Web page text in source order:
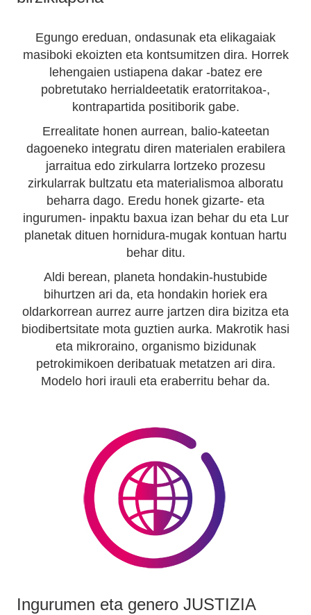
Egungo ereduan, ondasunak eta elikagaiak
masiboki ekoizten eta kontsumitzen dira. Horrek
lehengaien ustiapena dakar -batez ere
pobretutako herrialdeetatik eratorritakoa-,
kontrapartida positiborik gabe.
Errealitate honen aurrean, balio-kateetan
dagoeneko integratu diren materialen erabilera
jarraitua edo zirkularra lortzeko prozesu
zirkularrak bultzatu eta materialismoa alboratu
beharra dago. Eredu honek gizarte- eta
ingurumen- inpaktu baxua izan behar du eta Lur
planetak dituen hornidura-mugak kontuan hartu
behar ditu.
Aldi berean, planeta hondakin-hustubide
bihurtzen ari da, eta hondakin horiek era
oldarkorrean aurrez aurre jartzen dira bizitza eta
biodibertsitate mota guztien aurka. Makrotik hasi
eta mikroraino, organismo bizidunak
petrokimikoen deribatuak metatzen ari dira.
Modelo hori irauli eta eraberritu behar da.
Ingurumen eta genero JUSTIZIA